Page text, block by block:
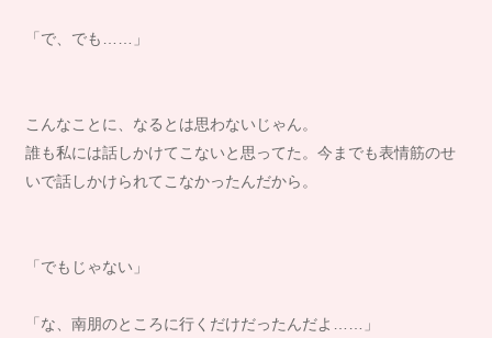
「で、でも……」
こんなことに、なるとは思わないじゃん。
誰も私には話しかけてこないと思ってた。今までも表情筋のせ
いで話しかけられてこなかったんだから。
「でもじゃない」
「な、南朋のところに行くだけだったんだよ……」